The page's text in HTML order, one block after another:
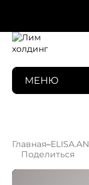
МЕНЮ
Главная–
Поделиться